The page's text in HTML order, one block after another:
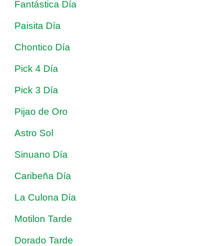
Fantástica Día
Paisita Día
Chontico Día
Pick 4 Día
Pick 3 Día
Pijao de Oro
Astro Sol
Sinuano Día
Caribeña Día
La Culona Día
Motilon Tarde
Dorado Tarde